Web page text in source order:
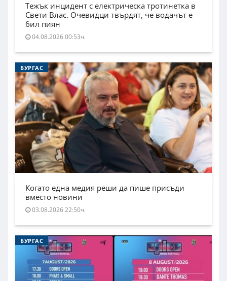
Тежък инцидент с електрическа тротинетка в
Свети Влас. Очевидци твърдят, че водачът е
бил пиян
04.08.2026 00:53ч.
БУРГАС
Когато една медия реши да пише присъди
вместо новини
03.08.2026 22:50ч.
БУРГАС